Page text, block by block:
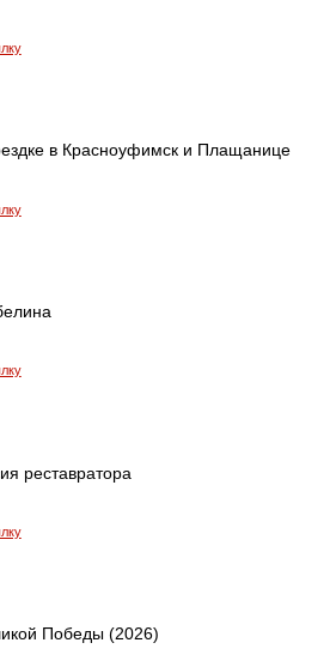
в Красноуфимск и Плащанице
реставратора
Победы (2026)